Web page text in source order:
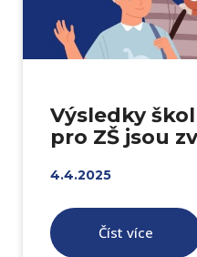
Výsledky
pro ZŠ jsou
4.4.2025
Číst více